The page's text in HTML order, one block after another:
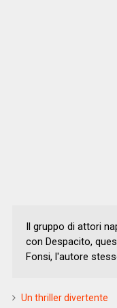
Il gruppo di attori
con Despacito,
Fonsi, l'autore
Un thriller divertente